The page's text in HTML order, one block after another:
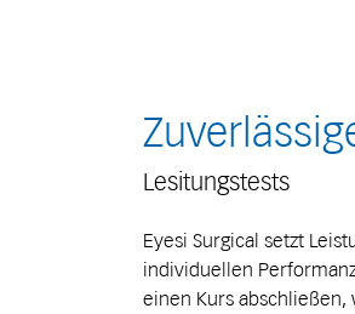
Lesitungstests
Eyesi Surgical setzt
individuellen
einen Kurs